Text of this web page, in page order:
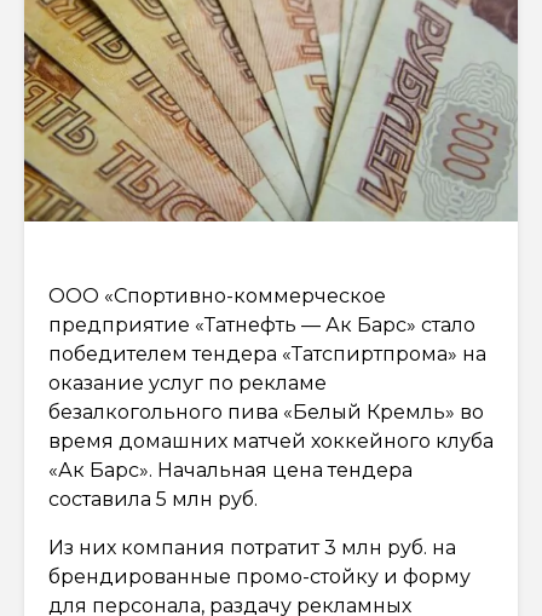
ООО «Спортивно-коммерческое
предприятие «Татнефть — Ак Барс» стало
победителем тендера «Татспиртпрома» на
оказание услуг по рекламе
безалкогольного пива «Белый Кремль» во
время домашних матчей хоккейного клуба
«Ак Барс». Начальная цена тендера
составила 5 млн руб.
Из них компания потратит 3 млн руб. на
брендированные промо-стойку и форму
для персонала, раздачу рекламных